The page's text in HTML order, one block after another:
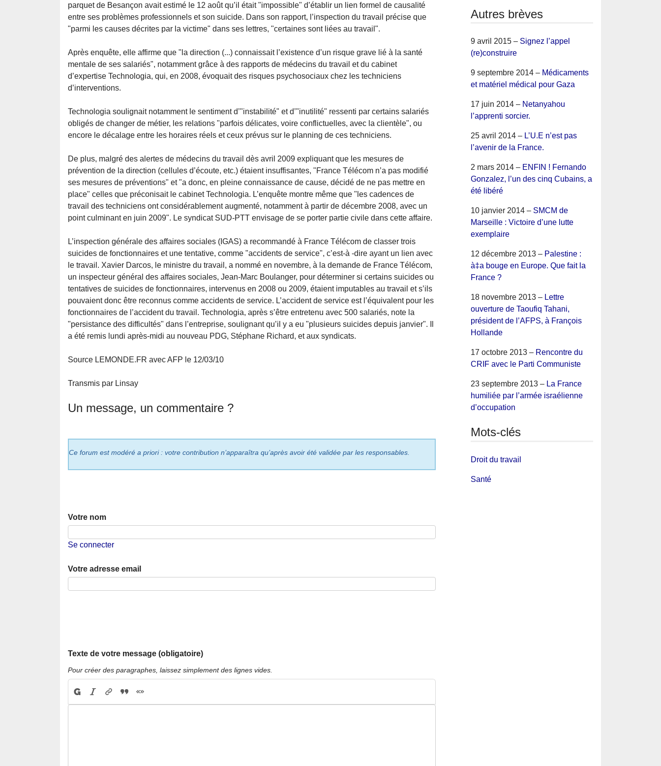
parquet de Besançon avait estimé le 12 août qu’il était "impossible" d’établir un lien formel de causalité
entre ses problèmes professionnels et son suicide. Dans son rapport, l’inspection du travail précise que
"parmi les causes décrites par la victime" dans ses lettres, "certaines sont liées au travail".
Après enquête, elle affirme que "la direction (...) connaissait l’existence d’un risque grave lié à la santé
mentale de ses salariés", notamment grâce à des rapports de médecins du travail et du cabinet
d’expertise Technologia, qui, en 2008, évoquait des risques psychosociaux chez les techniciens
d’interventions.
Technologia soulignait notamment le sentiment d’"instabilité" et d’"inutilité" ressenti par certains salariés
obligés de changer de métier, les relations "parfois délicates, voire conflictuelles, avec la clientèle", ou
encore le décalage entre les horaires réels et ceux prévus sur le planning de ces techniciens.
De plus, malgré des alertes de médecins du travail dès avril 2009 expliquant que les mesures de
prévention de la direction (cellules d’écoute, etc.) étaient insuffisantes, "France Télécom n’a pas modifié
ses mesures de préventions" et "a donc, en pleine connaissance de cause, décidé de ne pas mettre en
place" celles que préconisait le cabinet Technologia. L’enquête montre même que "les cadences de
travail des techniciens ont considérablement augmenté, notamment à partir de décembre 2008, avec un
point culminant en juin 2009". Le syndicat SUD-PTT envisage de se porter partie civile dans cette affaire.
L’inspection générale des affaires sociales (IGAS) a recommandé à France Télécom de classer trois
suicides de fonctionnaires et une tentative, comme "accidents de service", c’est-à -dire ayant un lien avec
le travail. Xavier Darcos, le ministre du travail, a nommé en novembre, à la demande de France Télécom,
un inspecteur général des affaires sociales, Jean-Marc Boulanger, pour déterminer si certains suicides ou
tentatives de suicides de fonctionnaires, intervenus en 2008 ou 2009, étaient imputables au travail et s’ils
pouvaient donc être reconnus comme accidents de service. L’accident de service est l’équivalent pour les
fonctionnaires de l’accident du travail. Technologia, après s’être entretenu avec 500 salariés, note la
"persistance des difficultés" dans l’entreprise, soulignant qu’il y a eu "plusieurs suicides depuis janvier". Il
a été remis lundi après-midi au nouveau PDG, Stéphane Richard, et aux syndicats.
Source LEMONDE.FR avec AFP le 12/03/10
Transmis par Linsay
Un message, un commentaire ?
Ce forum est modéré a priori : votre contribution n’apparaîtra qu’après avoir été validée par les responsables.
Votre nom
Se connecter
Votre adresse email
Texte de votre message (obligatoire)
Pour créer des paragraphes, laissez simplement des lignes vides.
Autres brèves
9 avril 2015 – Signez l’appel
(re)construire
9 septembre 2014 – Médicaments
et matériel médical pour Gaza
17 juin 2014 – Netanyahou
l’apprenti sorcier.
25 avril 2014 – L’U.E n’est pas
l’avenir de la France.
2 mars 2014 – ENFIN ! Fernando
Gonzalez, l’un des cinq Cubains, a
été libéré
10 janvier 2014 – SMCM de
Marseille : Victoire d’une lutte
exemplaire
12 décembre 2013 – Palestine :
à‡a bouge en Europe. Que fait la
France ?
18 novembre 2013 – Lettre
ouverture de Taoufiq Tahani,
président de l’AFPS, à François
Hollande
17 octobre 2013 – Rencontre du
CRIF avec le Parti Communiste
23 septembre 2013 – La France
humiliée par l’armée israélienne
d’occupation
Mots-clés
Droit du travail
Santé